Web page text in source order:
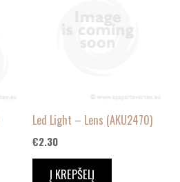
Led Light – Lens (AKU2470)
€2.30
Į KREPŠELĮ